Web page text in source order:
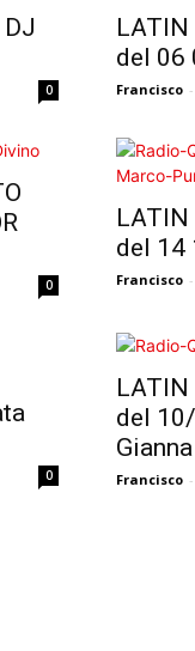
0
LATIN
del 06
Francisco -
0
LATIN
del 14
Francisco -
0
LATIN
del
Francisco -